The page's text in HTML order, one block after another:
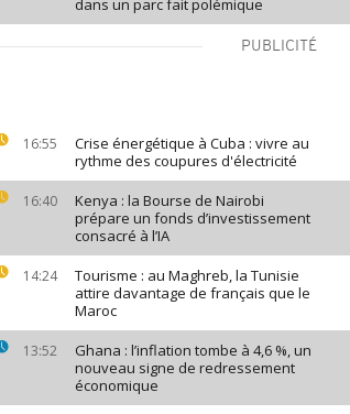
dans un parc fait polémique
PUBLICITÉ
16:55
Crise énergétique à Cuba : vivre au
rythme des coupures d'électricité
16:40
Kenya : la Bourse de Nairobi
prépare un fonds d’investissement
consacré à l’IA
14:24
Tourisme : au Maghreb, la Tunisie
attire davantage de français que le
Maroc
13:52
Ghana : l’inflation tombe à 4,6 %, un
nouveau signe de redressement
économique